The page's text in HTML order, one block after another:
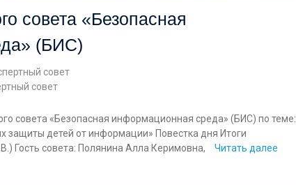
совета «Безопасная
(БИС)
совет
совет
совета «Безопасная информационная среда» (БИС) по теме:
защиты детей от информации» Повестка дня Итоги
Гость совета: Полянина Алла Керимовна,
Читать далее